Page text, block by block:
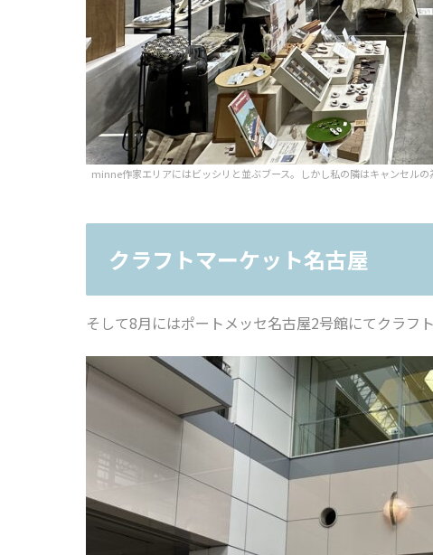
minne作家エリアにはビッシリと並ぶブース。しかし私の隣はキャンセルの
クラフトマーケット名古屋
そして8月にはポートメッセ名古屋2号館にてクラフ